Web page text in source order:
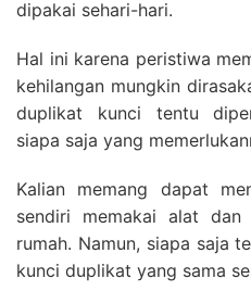
dipakai sehari-hari.
Hal ini karena peristiwa
kehilangan mungkin
duplikat kunci tentu
siapa saja yang
Kalian memang dapat
sendiri memakai alat
rumah. Namun, siapa saja
kunci duplikat yang sama